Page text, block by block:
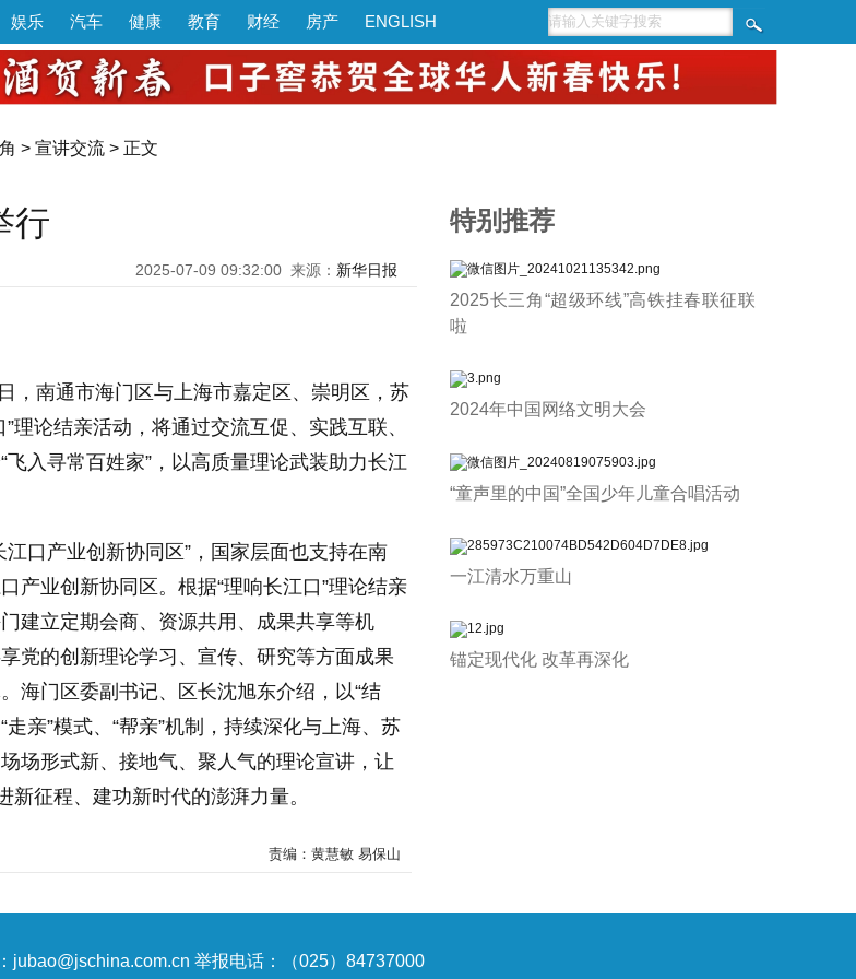
娱乐 汽车 健康 教育 财经 房产 ENGLISH
> 宣讲交流 > 正文
行
2025-07-09 09:32:00 来源： 新华日报
，南通市海门区与上海市嘉定区、崇明区，苏
理论结亲活动，将通过交流互促、实践互联、
入寻常百姓家”，以高质量理论武装助力长江
口产业创新协同区”，国家层面也支持在南
产业创新协同区。根据“理响长江口”理论结亲
建立定期会商、资源共用、成果共享等机
党的创新理论学习、宣传、研究等方面成果
海门区委副书记、区长沈旭东介绍，以“结
亲”模式、“帮亲”机制，持续深化与上海、苏
场形式新、接地气、聚人气的理论宣讲，让
新征程、建功新时代的澎湃力量。
责编：黄慧敏 易保山
特别推荐
2025长三角“超级环线”高铁挂春联征联
啦
2024年中国网络文明大会
“童声里的中国”全国少年儿童合唱活动
一江清水万重山
锚定现代化 改革再深化
jubao@jschina.com.cn 举报电话：（025）84737000